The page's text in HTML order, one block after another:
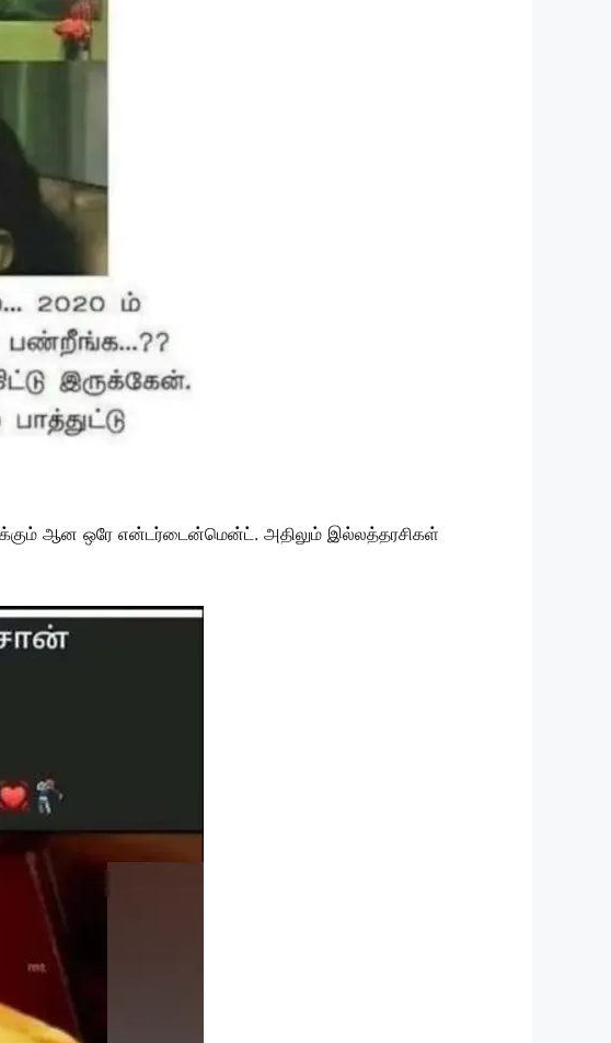
ஆன ஒரே என்டர்டைன்மென்ட். அதிலும் இல்லத்தரசிகள்